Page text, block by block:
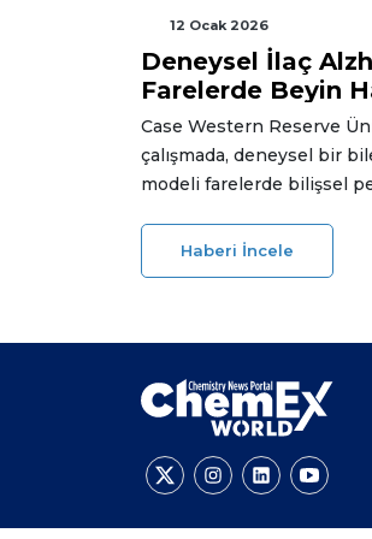
12 Ocak 2026
Deneysel İlaç
Farelerde Beyin
Geriletti
Case Western Reserve
çalışmada, deneysel bir
modeli farelerde bilişsel
Araştırma, hastalığın
değil, bazı etkilerinin geri
Haberi İncele